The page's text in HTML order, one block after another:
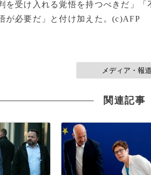
を受け入れる覚悟を持つべきだ」
が必要だ」と付け加えた。(c)AFP
メディア・報
関連記事